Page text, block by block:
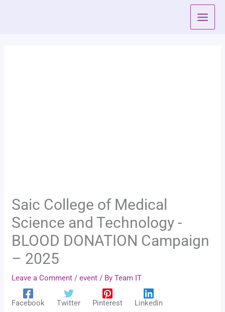
Saic College of Medical
Science and Technology -
BLOOD DONATION Campaign
– 2025
Leave a Comment /event / ByTeam IT
Facebook Twitter Pinterest Linkedin